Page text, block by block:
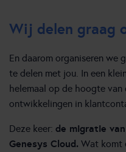
Wij delen graag
En daarom organiseren we
te delen met jou. In een
helemaal op de hoogte van
ontwikkelingen in
Deze keer: de migratie
Genesys Cloud. Wat komt